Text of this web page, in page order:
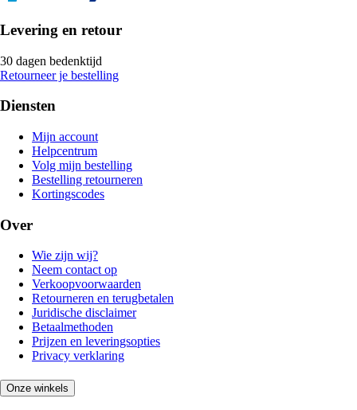
Levering en retour
30 dagen bedenktijd
Retourneer je bestelling
Diensten
Mijn account
Helpcentrum
Volg mijn bestelling
Bestelling retourneren
Kortingscodes
Over
Wie zijn wij?
Neem contact op
Verkoopvoorwaarden
Retourneren en terugbetalen
Juridische disclaimer
Betaalmethoden
Prijzen en leveringsopties
Privacy verklaring
Onze winkels